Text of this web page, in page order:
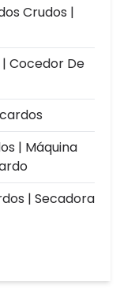
Crudos |
Cocedor De
| Máquina
| Secadora